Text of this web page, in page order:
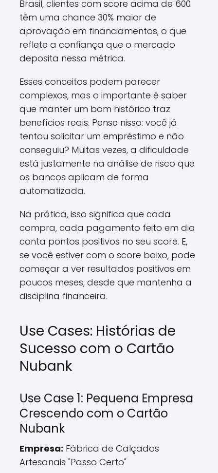
Brasil, clientes com score acima de 600
têm uma chance 30% maior de
aprovação em financiamentos, o que
reflete a confiança que o mercado
deposita nessa métrica.
Esses conceitos podem parecer
complexos, mas o importante é saber
que manter um bom histórico traz
benefícios reais. Pense nisso: você já
tentou solicitar um empréstimo e não
conseguiu? Muitas vezes, a dificuldade
está justamente na análise de risco que
os bancos aplicam de forma
automatizada.
Na prática, isso significa que cada
compra, cada pagamento feito em dia
conta pontos positivos no seu score. E,
se você estiver com o score baixo, pode
começar a ver resultados positivos em
poucos meses, desde que mantenha a
disciplina financeira.
Use Cases: Histórias de
Sucesso com o Cartão
Nubank
Use Case 1: Pequena Empresa
Crescendo com o Cartão
Nubank
Empresa: Fábrica de Calçados
Artesanais "Passo Certo"